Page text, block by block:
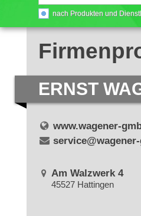
nach Produkten und
ERNST
www.wagener-
Am Walzwerk 4
45527 Hattingen